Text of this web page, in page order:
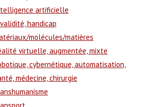
artificielle
handicap
molécules/matières
virtuelle, augmentée, mixte
cybernétique, automatisation,
médecine, chirurgie